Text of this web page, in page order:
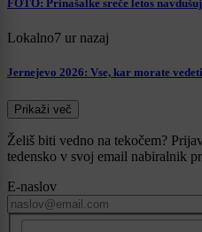
FOTO: Prinašalke sreče letos
Lokalno7 ur nazaj
Jernejevo 2026: Vse, kar morate
Prikaži več
Želiš biti vedno na tekočem?
tedensko v svoj email nabiralnik
E-naslov